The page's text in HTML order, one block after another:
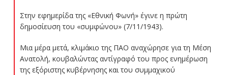
Στην εφημερίδα της «Εθνική Φωνή» έγινε η πρώτη
δημοσίευση του «συμφώνου» (7/11/1943).
Μια μέρα μετά, κλιμάκιο της ΠΑΟ αναχώρησε για τη Μέση
Ανατολή, κουβαλώντας αντίγραφό του προς ενημέρωση
της εξόριστης κυβέρνησης και του συμμαχικού